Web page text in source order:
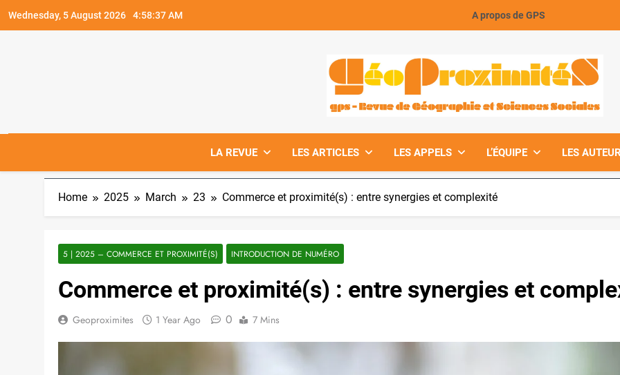
Wednesday, 5 August 2026 4:58:39 AM A propos de GPS
GeoProximiteS
LA REVUE LES ARTICLES LES APPELS L’ÉQUIPE LES
Home 2025 March 23 Commerce et proximité(s) : entre synergies et complexité
5 | 2025 – COMMERCE ET PROXIMITÉ(S) INTRODUCTION DE NUMÉRO
Commerce et proximité(s) : entre synergies et
Geoproximites 1 Year Ago 0 7 Mins